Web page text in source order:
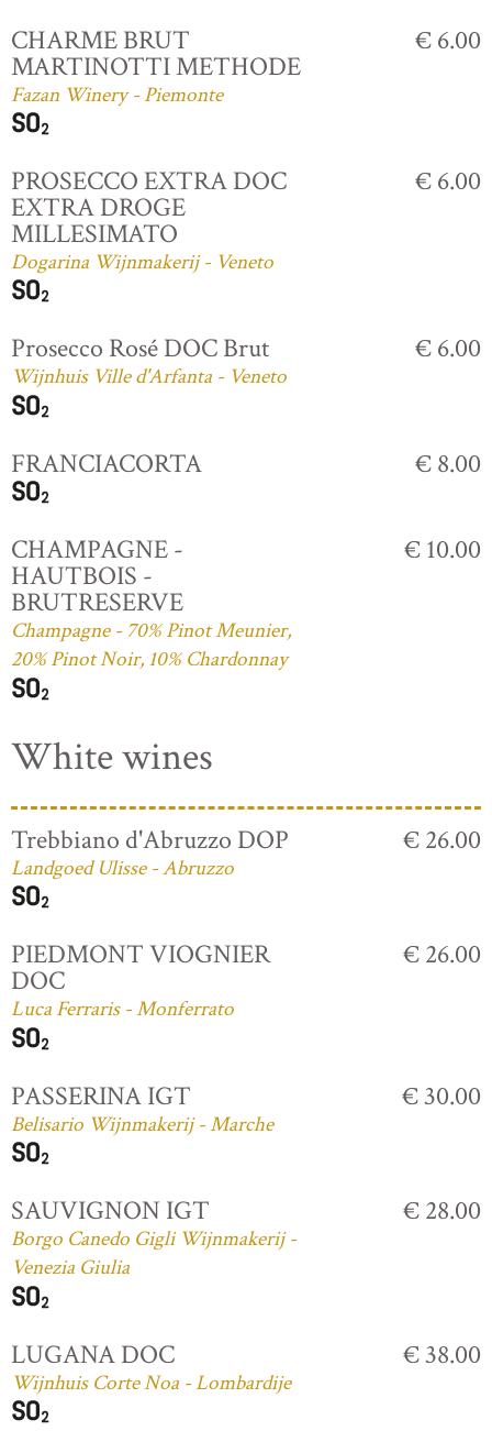
CHARME BRUT
MARTINOTTI METHODE
Fazan Winery - Piemonte
€ 6.00
PROSECCO EXTRA DOC
EXTRA DROGE
MILLESIMATO
Dogarina Wijnmakerij - Veneto
€ 6.00
Prosecco Rosé DOC Brut
Wijnhuis Ville d'Arfanta - Veneto
€ 6.00
FRANCIACORTA € 8.00
CHAMPAGNE -
HAUTBOIS -
BRUTRESERVE
Champagne - 70% Pinot Meunier,
20% Pinot Noir, 10% Chardonnay
€ 10.00
White wines
Trebbiano d'Abruzzo DOP
Landgoed Ulisse - Abruzzo
€ 26.00
PIEDMONT VIOGNIER
DOC
Luca Ferraris - Monferrato
€ 26.00
PASSERINA IGT
Belisario Wijnmakerij - Marche
€ 30.00
SAUVIGNON IGT
Borgo Canedo Gigli Wijnmakerij -
Venezia Giulia
€ 28.00
LUGANA DOC
Wijnhuis Corte Noa - Lombardije
€ 38.00